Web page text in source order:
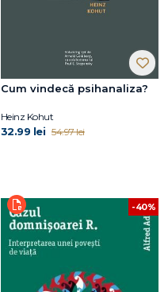
Cum vindecă psihanaliza?
Heinz Kohut
32.99 lei 54.97 lei
-40%